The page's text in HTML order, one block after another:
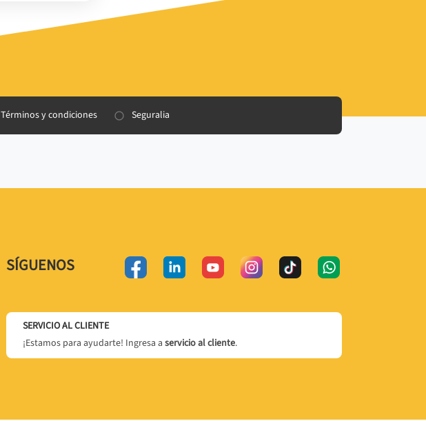
Términos y condiciones Seguralia
SÍGUENOS
SERVICIO AL CLIENTE
¡Estamos para ayudarte! Ingresa a servicio al cliente.